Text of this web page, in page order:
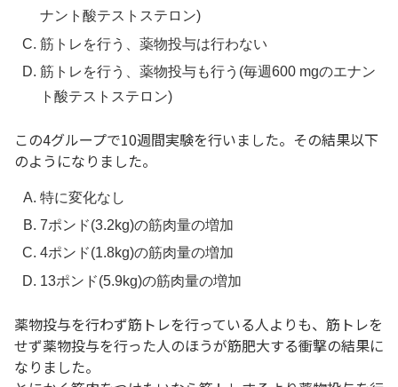
ナント酸テストステロン)
筋トレを行う、薬物投与は行わない
筋トレを行う、薬物投与も行う(毎週600 mgのエナン
ト酸テストステロン)
この4グループで10週間実験を行いました。その結果以下
のようになりました。
特に変化なし
7ポンド(3.2kg)の筋肉量の増加
4ポンド(1.8kg)の筋肉量の増加
13ポンド(5.9kg)の筋肉量の増加
薬物投与を行わず筋トレを行っている人よりも、筋トレを
せず薬物投与を行った人のほうが筋肥大する衝撃の結果に
なりました。